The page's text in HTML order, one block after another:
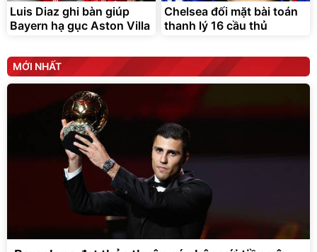
Luis Diaz ghi bàn giúp
Bayern hạ gục Aston Villa
Chelsea đối mặt bài toán
thanh lý 16 cầu thủ
MỚI NHẤT